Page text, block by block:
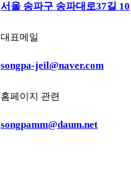
서울 송파구 송파대로37길 10
대표메일
songpa-jeil@naver.com
홈페이지 관련
songpamm@daum.net